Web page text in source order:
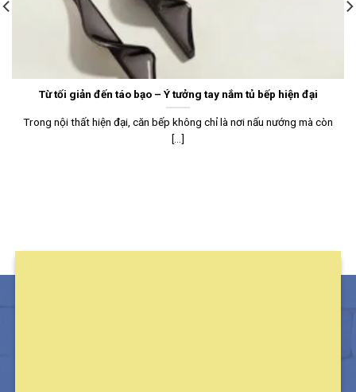
Từ tối giản đến táo bạo – Ý tưởng tay nắm tủ bếp hiện đại
Trong nội thất hiện đại, căn bếp không chỉ là nơi nấu nướng mà còn
[...]